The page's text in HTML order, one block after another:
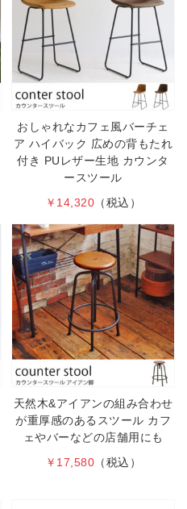
おしゃれなカフェ風バーチェ
ア ハイバック 広めの背もたれ
付き PUレザー生地 カウンタ
ースツール
￥14,320 （税込）
天然木&アイアンの組み合わせ
が重厚感のあるスツール カフ
ェやバーなどの店舗用にも
￥17,580 （税込）